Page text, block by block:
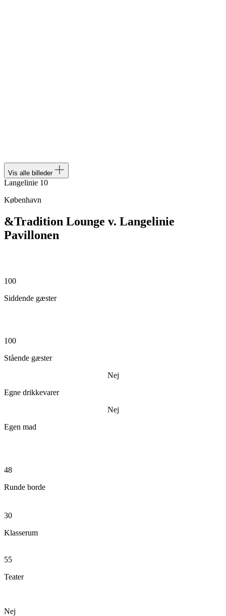
Vis alle billeder
Langelinie 10
København
&Tradition Lounge v. Langelinie
Pavillonen
100
Siddende gæster
100
Stående gæster
Nej
Egne drikkevarer
Nej
Egen mad
48
Runde borde
30
Klasserum
55
Teater
Nej